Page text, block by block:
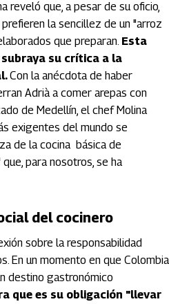
reveló que, a pesar de su oficio,
la sencillez de un "arroz
que preparan. Esta
su crítica a la
Con la anécdota de haber
Adrià a comer arepas con
de Medellín, el chef Molina
exigentes del mundo se
de la cocina básica de
para nosotros, se ha
del cocinero
sobre la responsabilidad
En un momento en que Colombia
destino gastronómico
que es su obligación "llevar